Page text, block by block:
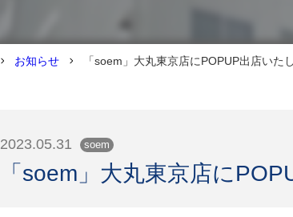
お知らせ 「soem」大丸東京店にPOPUP出店いた
2023.05.31 soem
「soem」大丸東京店に